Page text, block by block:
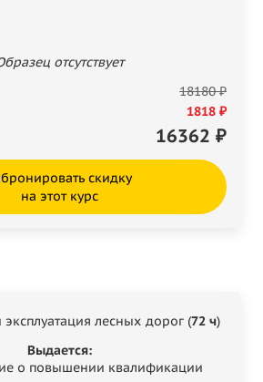
отсутствует
18180 ₽
1818 ₽
16362 ₽
скидку
на этот курс
эксплуатация лесных дорог (72 ч)
Выдается:
о повышении квалификации